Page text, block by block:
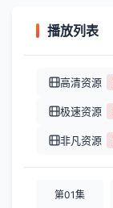
播放列表
高清资源
极速资源
非凡资源
第01集